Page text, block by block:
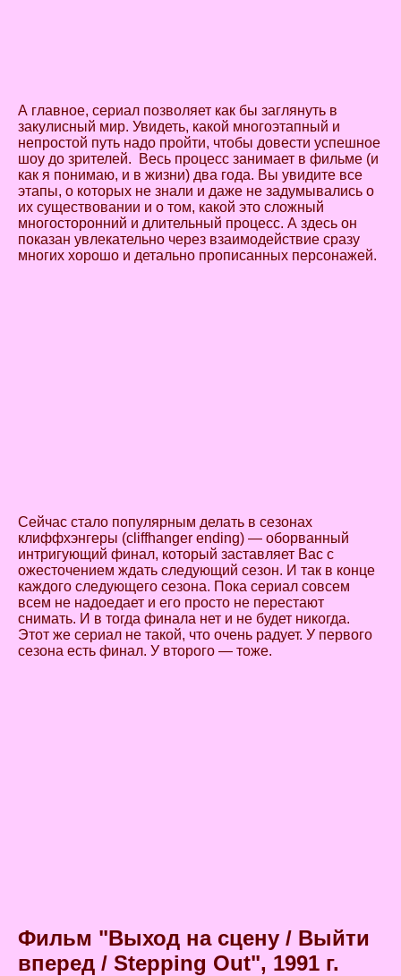
А главное, сериал позволяет как бы заглянуть в
закулисный мир. Увидеть, какой многоэтапный и
непростой путь надо пройти, чтобы довести успешное
шоу до зрителей. Весь процесс занимает в фильме (и
как я понимаю, и в жизни) два года. Вы увидите все
этапы, о которых не знали и даже не задумывались о
их существовании и о том, какой это сложный
многосторонний и длительный процесс. А здесь он
показан увлекательно через взаимодействие сразу
многих хорошо и детально прописанных персонажей.
Сейчас стало популярным делать в сезонах
клиффхэнгеры (cliffhanger ending) — оборванный
интригующий финал, который заставляет Вас с
ожесточением ждать следующий сезон. И так в конце
каждого следующего сезона. Пока сериал совсем
всем не надоедает и его просто не перестают
снимать. И в тогда финала нет и не будет никогда.
Этот же сериал не такой, что очень радует. У первого
сезона есть финал. У второго — тоже.
Фильм "Выход на сцену / Выйти
вперед / Stepping Out", 1991 г.